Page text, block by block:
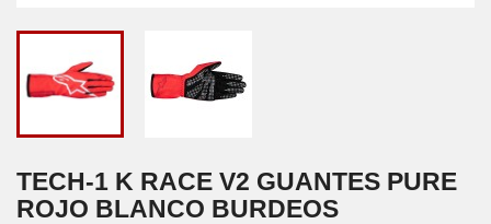
TECH-1 K RACE V2 GUANTES PURE
ROJO BLANCO BURDEOS